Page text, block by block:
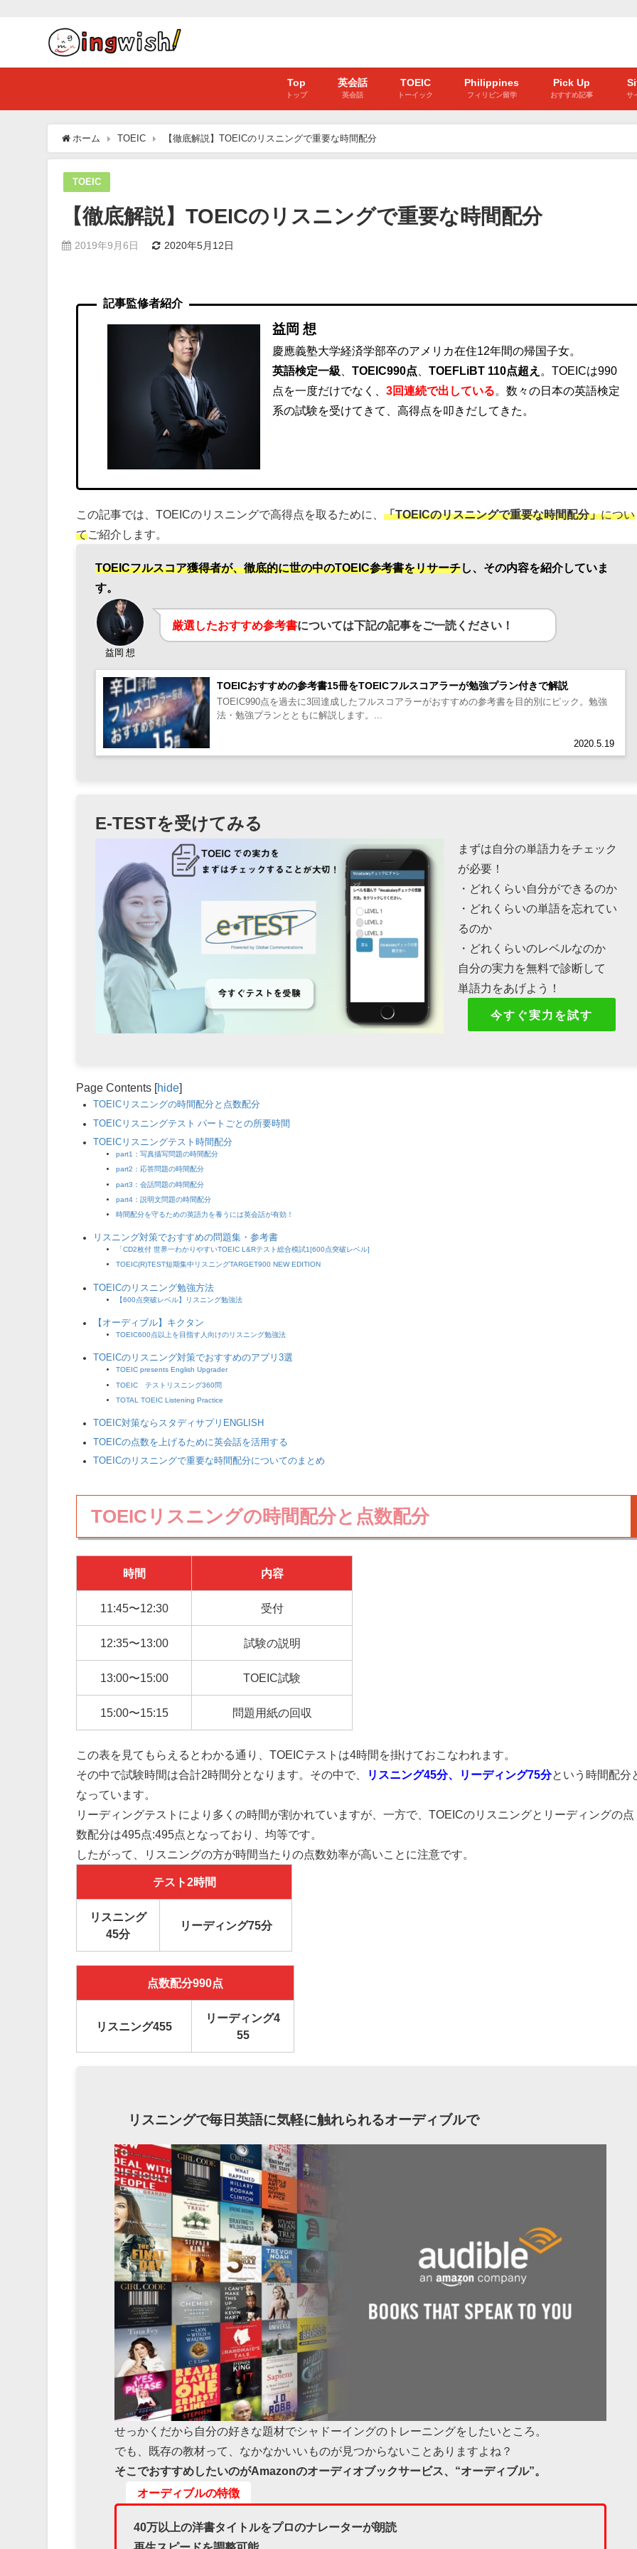
Top
トップ
英会話
英会話
TOEIC
トーイック
Philippines
フィリピン留学
Pick Up
おすすめ記事 サ
ホーム TOEIC 【徹底解説】TOEICのリスニングで重要な時間配分
TOEIC
【徹底解説】TOEICのリスニングで重要な時間配分
2019年9月6日 2020年5月12日
記事監修者紹介
益岡 想
慶應義塾大学経済学部卒のアメリカ在住12年間の帰国子女。
英語検定一級
TOEIC990点 TOEFLiBT 110点超え
TOEICは990
点を一度だけでなく、 3回連続で出している
数々の日本の英語検定
系の試験を受けてきて、高得点を叩きだしてきた。
この記事では、TOEICのリスニングで高得点を取るために、「TOEICのリスニングで重要な時間配分」につい
てご紹介します。
TOEICフルスコア獲得者が、徹底的に世の中のTOEIC参考書をリサーチし、 その内容を紹介していま
す。
益岡 想
厳選したおすすめ参考書については下記の記事をご一読ください！
TOEICおすすめの参考書15冊をTOEICフルスコアラーが勉強プラン付きで解説
2020.5.19
TOEIC990点を過去に3回達成したフルスコアラーがおすすめの参考書を目的別にピック。勉強
法・勉強プランとともに解説します。...
E-TESTを受けてみる
まずは自分の単語力をチェック
が必要！
・どれくらい自分ができるのか
・どれくらいの単語を忘れてい
るのか
・どれくらいのレベルなのか
自分の実力を無料で診断して
単語力をあげよう！
今すぐ実力を試す
Page Contents [hide]
TOEICリスニングの時間配分と点数配分
TOEICリスニングテスト パートごとの所要時間
TOEICリスニングテスト時間配分
part1：写真描写問題の時間配分
part2：応答問題の時間配分
part3：会話問題の時間配分
part4：説明文問題の時間配分
時間配分を守るための英語力を養うには英会話が有効！
リスニング対策でおすすめの問題集・参考書
「CD2枚付 世界一わかりやすいTOEIC L&Rテスト総合模試1[600点突破レベル]
TOEIC(R)TEST短期集中リスニングTARGET900 NEW EDITION
TOEICのリスニング勉強方法
【600点突破レベル】リスニング勉強法
【オーディブル】キクタン
TOEIC600点以上を目指す人向けのリスニング勉強法
TOEICのリスニング対策でおすすめのアプリ3選
TOEIC presents English Upgrader
TOEIC®テストリスニング360問
TOTAL TOEIC Listening Practice
TOEIC対策ならスタディサプリENGLISH
TOEICの点数を上げるために英会話を活用する
TOEICのリスニングで重要な時間配分についてのまとめ
TOEICリスニングの時間配分と点数配分
時間 内容
11:45〜12:30 受付
12:35〜13:00 試験の説明
13:00〜15:00 TOEIC試験
15:00〜15:15 問題用紙の回収
この表を見てもらえるとわかる通り、TOEICテストは4時間を掛けておこなわれます。
その中で試験時間は合計2時間分となります。その中で、
リスニング45分、リーディング75分という時間配分
なっています。
リーディングテストにより多くの時間が割かれていますが、一方で、TOEICのリスニングとリーディングの点
数配分は495点:495点となっており、均等です。
したがって、リスニングの方が時間当たりの点数効率が高いことに注意です。
テスト2時間
リスニング
45分
リーディング75分
点数配分990点
リスニング455
リーディング4
55
リスニングで毎日英語に気軽に触れられるオーディブルで
せっかくだから自分の好きな題材でシャドーイングのトレーニングをしたいところ。
でも、既存の教材って、なかなかいいものが見つからないことありますよね？
そこでおすすめしたいのがAmazonのオーディオブックサービス、“オーディブル”。
オーディブルの特徴
40万以上の洋書タイトルをプロのナレーターが朗読